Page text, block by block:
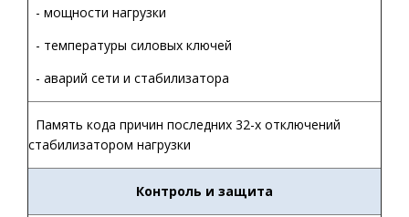
- мощности нагрузки
- температуры силовых ключей
- аварий сети и стабилизатора
Память кода причин последних 32-х отключений
стабилизатором нагрузки
Контроль и защита